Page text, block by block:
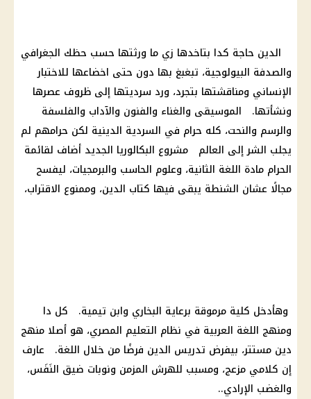
الدين حاجة كدا بتاخدها زي ما ورثتها حسب حظك الجغرافي
والصدفة البيولوجية، تبغبغ بها دون حتى اخضاعها للاختبار
الإنساني ومناقشتها بتجرد، ورد سرديتها إلى ظروف عصرها
ونشأتها. الموسيقى والغناء والفنون والآداب والفلسفة
والرسم والنحت، كله حرام في السردية الدينية لكن حرامهم لم
يجلب الشر إلى العالم مشروع البكالوريا الجديد أضاف لقائمة
الحرام مادة اللغة الثانية، وعلوم الحاسب والبرمجيات، ليفسح
مجالًا عشان الشنطة يبقى فيها كتاب الدين، وممنوع الاقتراب،
وهأدخل كلية مرموقة برعاية البخاري وابن تيمية. كل دا
ومنهج اللغة العربية في نظام التعليم المصري، هو أصلا منهج
دين مستتر، بيفرض تدريس الدين فرضًا من خلال اللغة. عارف
إن كلامي مزعج، ومسبب للهرش المزمن ونوبات ضيق النَفَس،
والغضب الإرادي..